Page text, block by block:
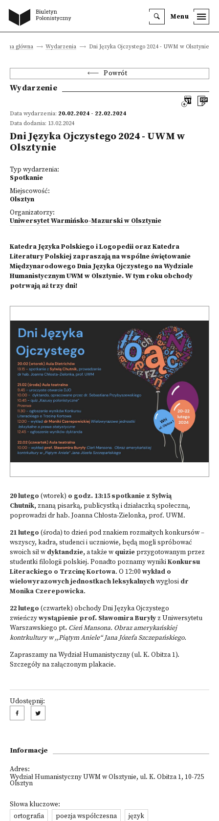
Menu
główna Wydarzenia Dni Języka Ojczystego 2024 - UWM w Olsztynie
Powrót
Wydarzenie
Data wydarzenia: 20.02.2024 - 22.02.2024
Data dodania: 13.02.2024
Dni Języka Ojczystego 2024 - UWM w
Olsztynie
Typ wydarzenia:
Spotkanie
Miejscowość:
Olsztyn
Organizatorzy:
Uniwersytet Warmińsko-Mazurski w Olsztynie
Katedra Języka Polskiego i Logopedii oraz Katedra
Literatury Polskiej zapraszają na wspólne świętowanie
Międzynarodowego Dnia Języka Ojczystego na Wydziale
Humanistycznym UWM w Olsztynie. W tym roku obchody
potrwają aż trzy dni!
20 lutego (wtorek) o godz. 13:15 spotkanie z Sylwią
Chutnik, znaną pisarką, publicystką i działaczką społeczną,
poprowadzi dr hab. Joanna Chłosta-Zielonka, prof. UWM.
21 lutego (środa) to dzień pod znakiem rozmaitych konkursów –
wszyscy, kadra, studenci i uczniowie, będą mogli spróbować
swoich sił wdyktandzie,a także wquizieprzygotowanym przez
studentki filologii polskiej. Ponadto poznamy wynikiKonkursu
Literackiego o Trzcinę Kortowa. O 12:00 wykład o
wielowyrazowych jednostkach leksykalnychwygłosi dr
Monika Czerepowicka.
22 lutego (czwartek) obchody Dni Języka Ojczystego
zwieńczywystąpienie prof. Sławomira Buryłyz Uniwersytetu
Warszawskiego pt. Cień Mansona. Obraz amerykańskiej
kontrkultury w ,,Piątym Aniele“ Jana Józefa Szczepańskiego.
Zapraszamy na Wydział Humanistyczny (ul. K. Obitza 1).
Szczegóły na załączonym plakacie.
Udostępnij:
Informacje
Adres:
Wydział Humanistyczny UWM w Olsztynie, ul. K. Obitza 1, 10-725
Olsztyn
Słowa kluczowe:
ortografia
poezja współczesna język